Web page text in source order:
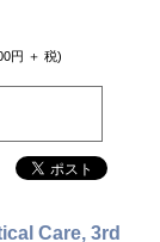
円 ＋ 税)
Care, 3rd